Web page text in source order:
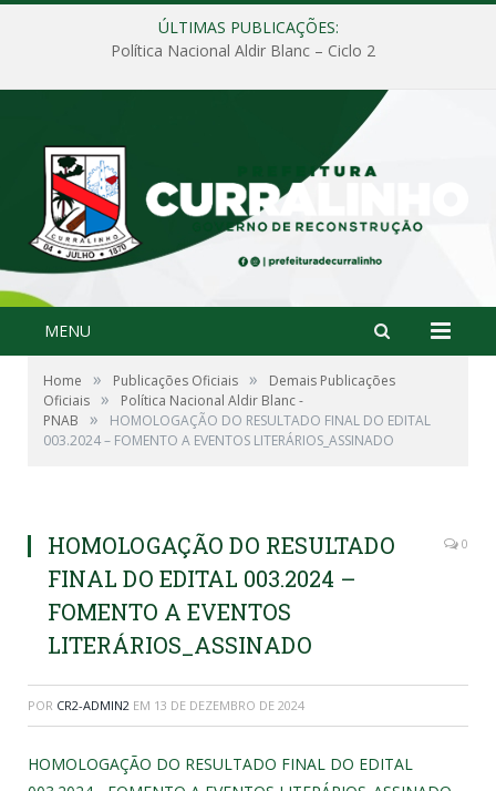
ÚLTIMAS PUBLICAÇÕES:
Política Nacional Aldir Blanc – Ciclo 2
MENU
Home » Publicações Oficiais »
Demais Publicações
Oficiais »
Política Nacional Aldir Blanc -
PNAB
»
HOMOLOGAÇÃO DO RESULTADO FINAL DO EDITAL
003.2024 – FOMENTO A EVENTOS LITERÁRIOS_ASSINADO
HOMOLOGAÇÃO DO RESULTADO
FINAL DO EDITAL 003.2024 –
FOMENTO A EVENTOS
LITERÁRIOS_ASSINADO
0
POR CR2-ADMIN2 EM 13 DE DEZEMBRO DE 2024
HOMOLOGAÇÃO DO RESULTADO FINAL DO EDITAL